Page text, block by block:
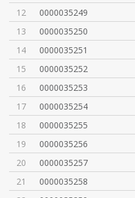
12
0000035249
13
0000035250
14
0000035251
15
0000035252
16
0000035253
17
0000035254
18
0000035255
19
0000035256
20
0000035257
21
0000035258